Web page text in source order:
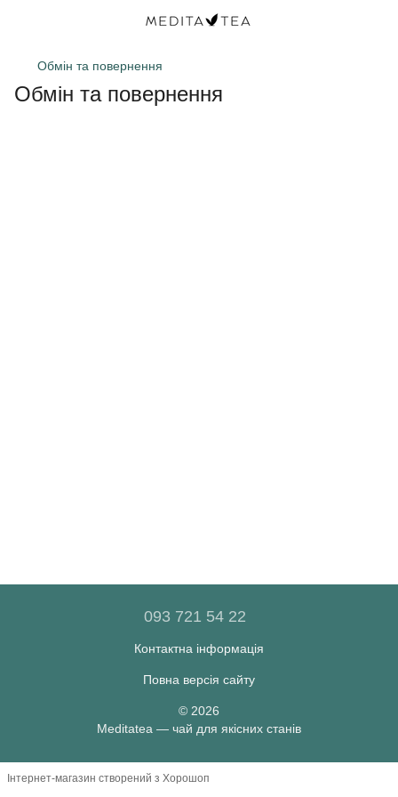
Обмін та повернення
Обмін та повернення
093 721 54 22
Контактна інформація
Повна версія сайту
© 2026
Meditatea — чай для якісних станів
Інтернет-магазин створений з Хорошоп